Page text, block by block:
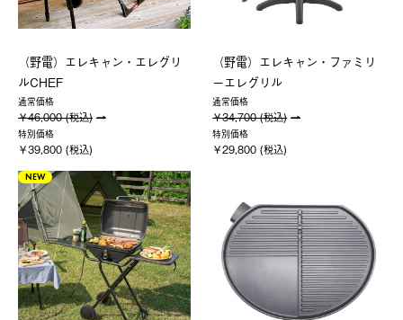
（野電）エレキャン・エレグリ
ルCHEF
通常価格
￥46,000 (税込)
特別価格
￥39,800 (税込)
（野電）エレキャン・ファミリ
ーエレグリル
通常価格
￥34,700 (税込)
特別価格
￥29,800 (税込)
NEW